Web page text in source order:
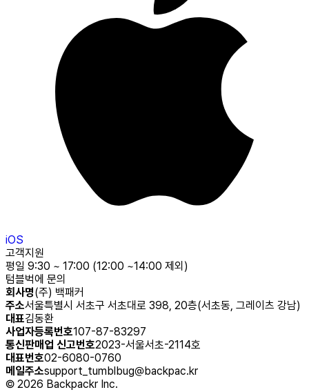
iOS
고객지원
평일 9:30 ~ 17:00 (12:00 ~14:00 제외)
텀블벅에 문의
회사명(주) 백패커
주소서울특별시 서초구 서초대로 398, 20층(서초동, 그레이츠 강남)
대표김동환
사업자등록번호107-87-83297
통신판매업 신고번호2023-서울서초-2114호
대표번호02-6080-0760
메일주소support_tumblbug@backpac.kr
© 2026 Backpackr Inc.